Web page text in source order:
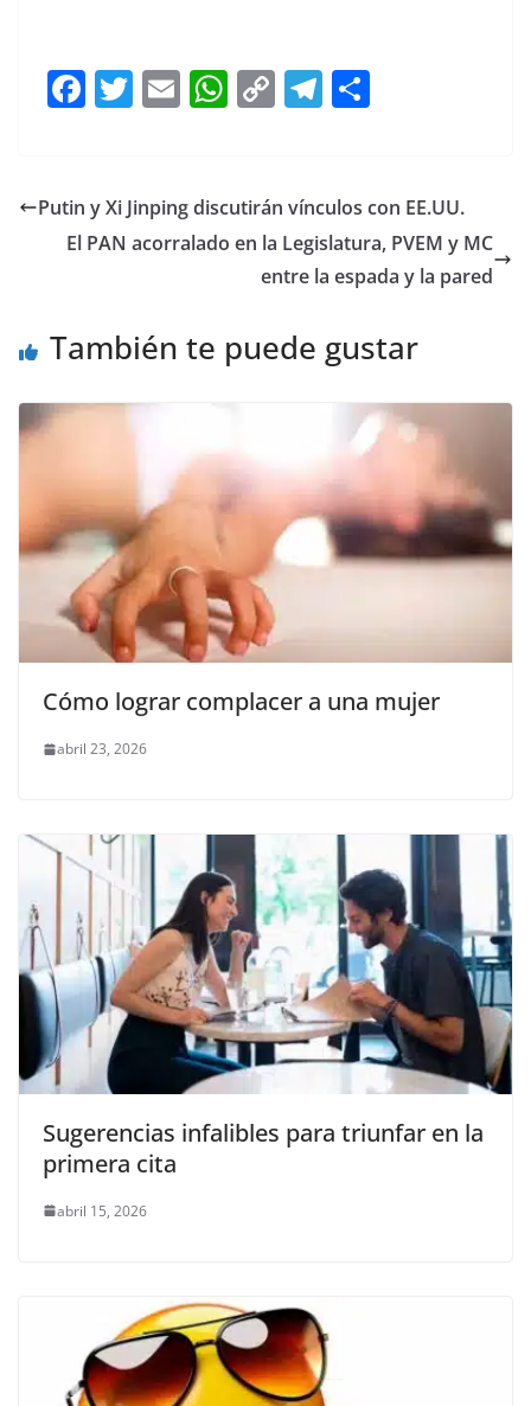
F
e
b
k
T
er
E
l
W
s
A
C
y
Li
n
T
gr
a
m
e
Putin y Xi Jinping discutirán vínculos con EE.UU.
El PAN acorralado en la Legislatura, PVEM y MC
entre la espada y la pared
También te puede gustar
Cómo lograr complacer a una mujer
abril 23, 2026
Sugerencias infalibles para triunfar en la
primera cita
abril 15, 2026